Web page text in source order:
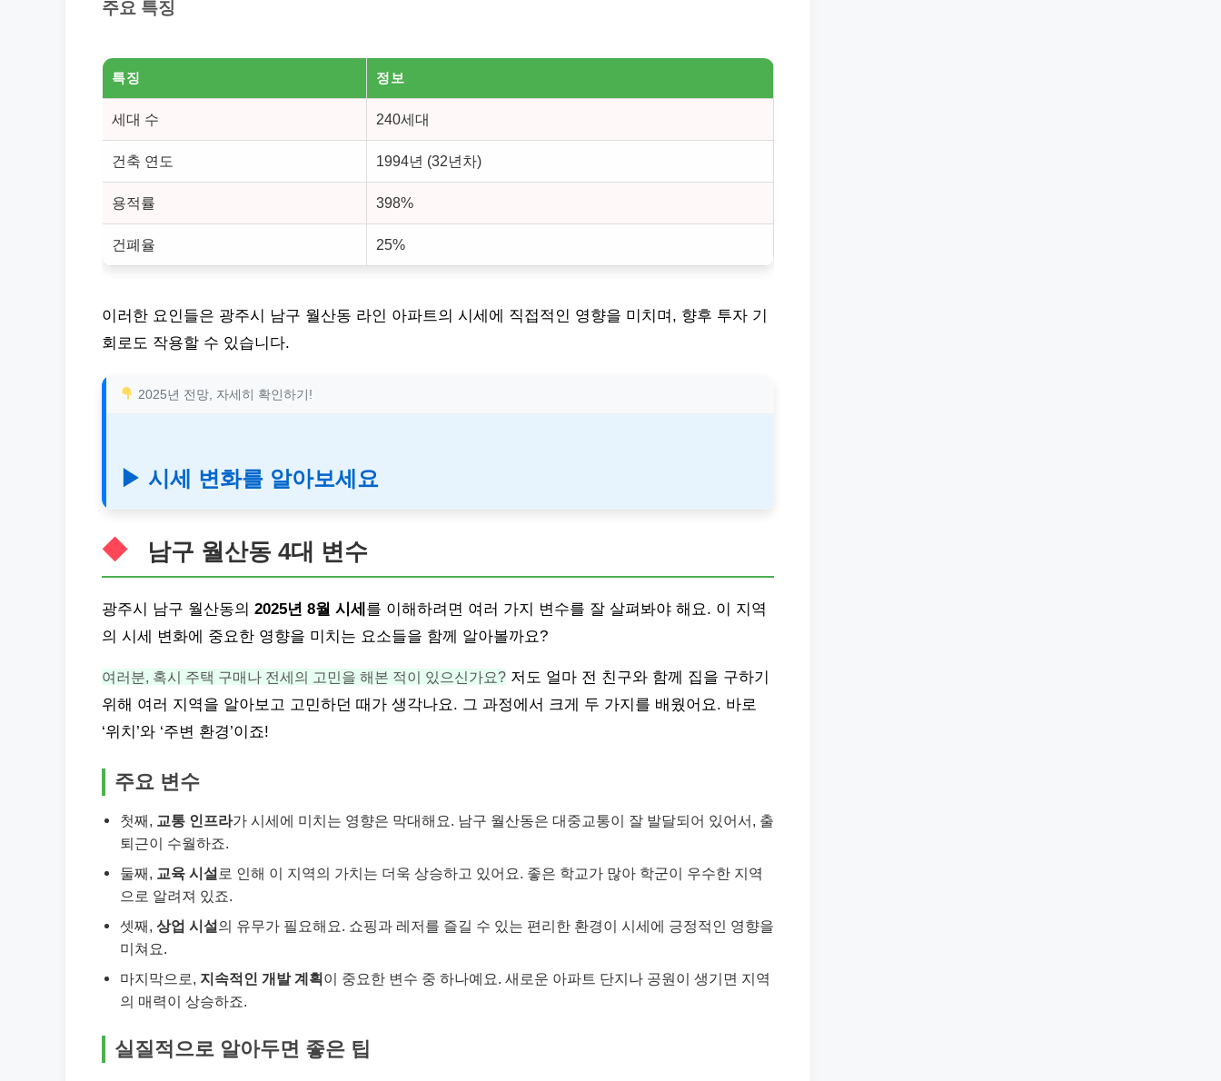
주요 특징
특징 정보
세대 수 240세대
건축 연도 1994년 (32년차)
용적률 398%
건폐율 25%
이러한 요인들은 광주시 남구 월산동 라인 아파트의 시세에 직접적인 영향을 미치며, 향후 투자 기
회로도 작용할 수 있습니다.
2025년 전망, 자세히 확인하기!
▶ 시세 변화를 알아보세요
남구 월산동 4대 변수
광주시 남구 월산동의 2025년 8월 시세 를 이해하려면 여러 가지 변수를 잘 살펴봐야 해요. 이 지역
의 시세 변화에 중요한 영향을 미치는 요소들을 함께 알아볼까요?
여러분, 혹시 주택 구매나 전세의 고민을 해본 적이 있으신가요? 저도 얼마 전 친구와 함께 집을 구하기
위해 여러 지역을 알아보고 고민하던 때가 생각나요. 그 과정에서 크게 두 가지를 배웠어요. 바로
‘위치’와 ‘주변 환경’이죠!
주요 변수
첫째, 교통 인프라가 시세에 미치는 영향은 막대해요. 남구 월산동은 대중교통이 잘 발달되어 있어서, 출
퇴근이 수월하죠.
둘째, 교육 시설 로 인해 이 지역의 가치는 더욱 상승하고 있어요. 좋은 학교가 많아 학군이 우수한 지역
으로 알려져 있죠.
셋째, 상업 시설의 유무가 필요해요. 쇼핑과 레저를 즐길 수 있는 편리한 환경이 시세에 긍정적인 영향을
미쳐요.
마지막으로, 지속적인 개발 계획이 중요한 변수 중 하나예요. 새로운 아파트 단지나 공원이 생기면 지역
의 매력이 상승하죠.
실질적으로 알아두면 좋은 팁